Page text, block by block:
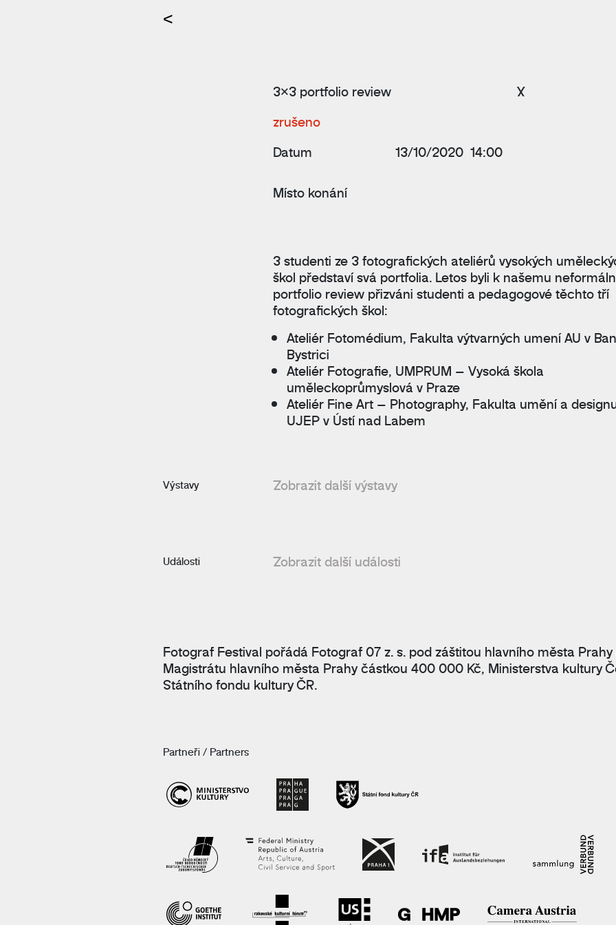
<
3×3 portfolio review
X
zrušeno
Datum
13/10/2020 14:00
Místo konání
3 studenti ze 3 fotografických ateliérů vysokých
škol představí svá portfolia. Letos byli k našemu
portfolio review přizváni studenti a pedagogové těchto tří
fotografických škol:
Ateliér Fotomédium, Fakulta výtvarných umení AU v
Bystrici
Ateliér Fotografie, UMPRUM – Vysoká škola
uměleckoprůmyslová v Praze
Ateliér Fine Art – Photography, Fakulta umění a
UJEP v Ústí nad Labem
Výstavy Zobrazit další výstavy
Události Zobrazit další události
Fotograf Festival pořádá Fotograf 07 z. s. pod záštitou hlavního města
Magistrátu hlavního města Prahy částkou 400 000 Kč, Ministerstva kultury
Státního fondu kultury ČR.
Partneři / Partners